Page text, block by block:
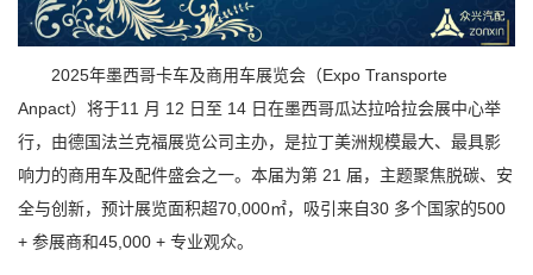
2025年墨西哥卡车及商用车展览会（Expo Transporte
Anpact）将于11 月 12 日至 14 日在墨西哥瓜达拉哈拉会展中心举
行，由德国法兰克福展览公司主办，是拉丁美洲规模最大、最具影
响力的商用车及配件盛会之一。本届为第 21 届，主题聚焦脱碳、安
全与创新，预计展览面积超70,000㎡，吸引来自30 多个国家的500
+ 参展商和45,000 + 专业观众。